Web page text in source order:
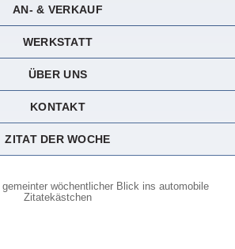
AN- & VERKAUF
WERKSTATT
ÜBER UNS
KONTAKT
ZITAT DER WOCHE
wöchentlicher Blick ins automobile
Zitatekästchen